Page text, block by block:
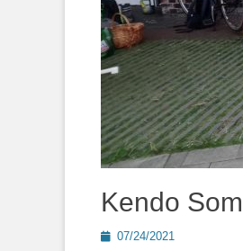
Kendo
Posted07/24/2021